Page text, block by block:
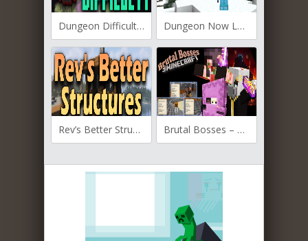
Dungeon Difficulty для Майнкрафт [1.19.4, 1.19.3, 1.19.2] Dungeon Now Loading для Майнкрафт [1.19.4, 1.19.3, 1.19.2]
Rev’s Better Structures для Майнкрафт 1.16.5 Brutal Bosses – Dungeon Bosses для Майнкрафт [1.19.3, 1.19.2, 1.19.1]